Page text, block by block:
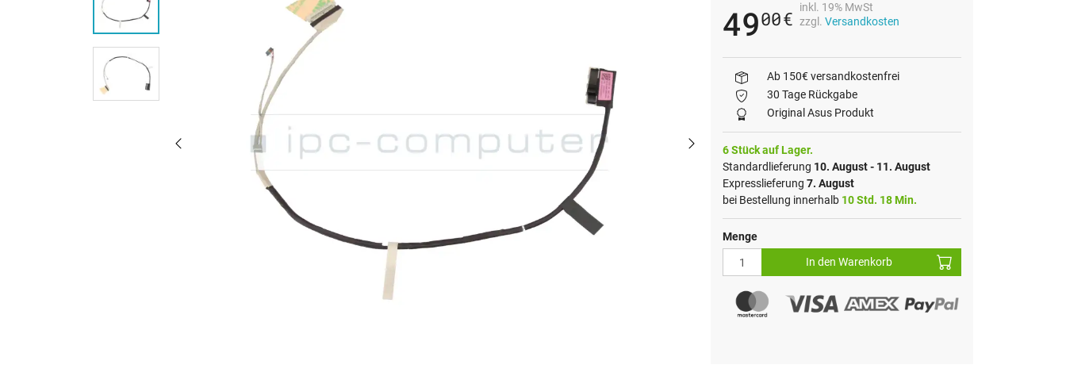
4900€
inkl. 19% MwSt
zzgl. Versandkosten
Ab 150€ versandkostenfrei
30 Tage Rückgabe
Original Asus Produkt
6 Stück auf Lager.
Standardlieferung 10. August - 11. August
Expresslieferung 7. August
bei Bestellung innerhalb 10 Std. 18 Min.
Menge
In den Warenkorb